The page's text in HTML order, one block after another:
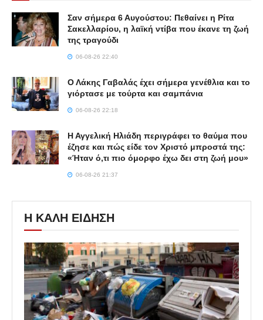
Σαν σήμερα 6 Αυγούστου: Πεθαίνει η Ρίτα
Σακελλαρίου, η λαϊκή ντίβα που έκανε τη ζωή
της τραγούδι
06-08-26 22:40
Ο Λάκης Γαβαλάς έχει σήμερα γενέθλια και το
γιόρτασε με τούρτα και σαμπάνια
06-08-26 22:18
Η Αγγελική Ηλιάδη περιγράφει το θαύμα που
έζησε και πώς είδε τον Χριστό μπροστά της:
«Ήταν ό,τι πιο όμορφο έχω δει στη ζωή μου»
06-08-26 21:37
Η ΚΑΛΗ ΕΙΔΗΣΗ